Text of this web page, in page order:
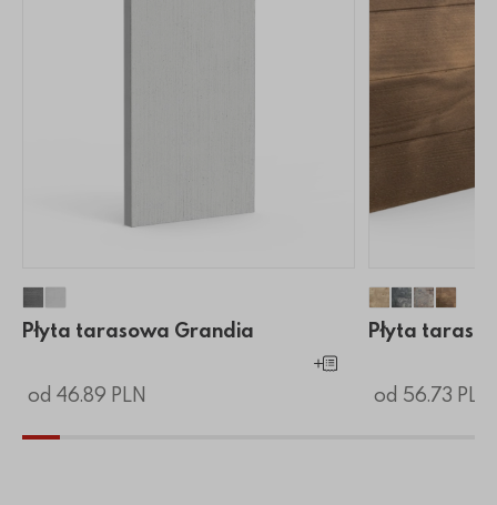
Płyta tarasowa Grandia
Płyta tarasowa Grandia
Płyta tarasowa Grandia
od 46.89 PLN
Dodaj do koszyka
Płyta
Płyta
Płyta
Płyta
od 56.73 PLN